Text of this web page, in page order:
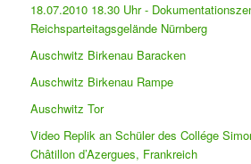
18.07.2010 18.30 Uhr -
Reichsparteitagsgelände Nürnberg
Auschwitz Birkenau Baracken
Auschwitz Birkenau Rampe
Auschwitz Tor
Video Replik an Schüler des Collége
Châtillon d’Azergues, Frankreich